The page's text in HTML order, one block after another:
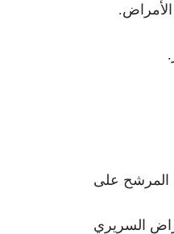
الأمراض.
المرشح على
السريري